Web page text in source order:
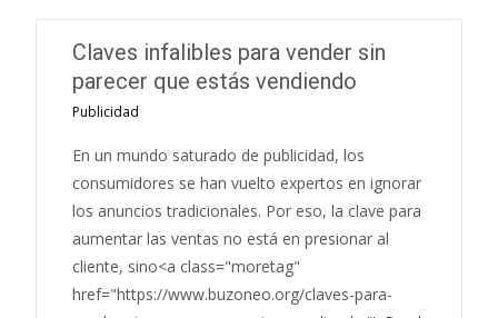
Claves infalibles para vender sin
parecer que estás vendiendo
Publicidad
En un mundo saturado de publicidad, los
consumidores se han vuelto expertos en ignorar
los anuncios tradicionales. Por eso, la clave para
aumentar las ventas no está en presionar al
cliente, sino<a class="moretag"
href="https://www.buzoneo.org/claves-para-